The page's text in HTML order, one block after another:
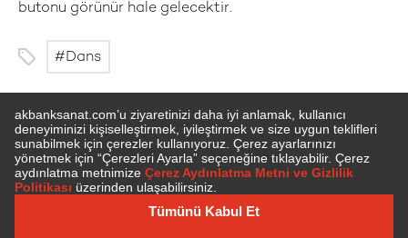
butonu görünür hale gelecektir.
Dans